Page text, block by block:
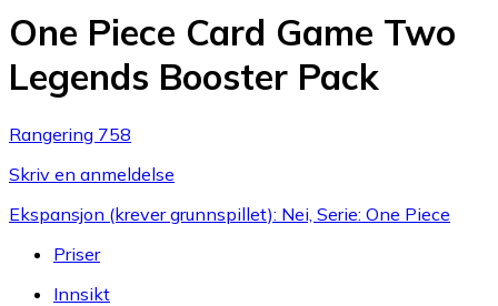
One Piece Card Game Two
Legends Booster Pack
Rangering 758
Skriv en anmeldelse
Ekspansjon (krever grunnspillet): Nei, Serie: One Piece
Priser
Innsikt